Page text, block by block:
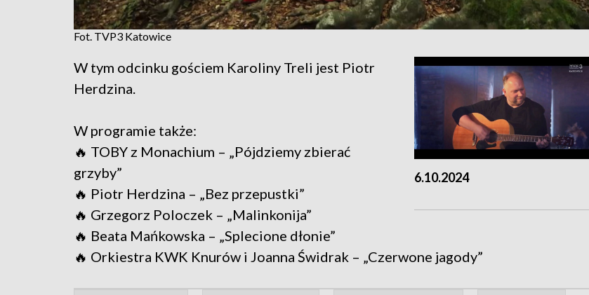
Fot. TVP3 Katowice
6.10.2024
W tym odcinku gościem Karoliny Treli jest Piotr
Herdzina.
W programie także:
🔥 TOBY z Monachium – „Pójdziemy zbierać
grzyby”
🔥 Piotr Herdzina – „Bez przepustki”
🔥 Grzegorz Poloczek – „Malinkonija”
🔥 Beata Mańkowska – „Splecione dłonie”
🔥 Orkiestra KWK Knurów i Joanna Świdrak – „Czerwone jagody”